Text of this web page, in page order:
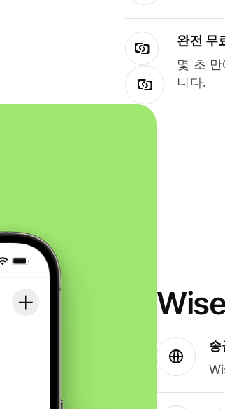
완전 무
몇 초
니다.
송